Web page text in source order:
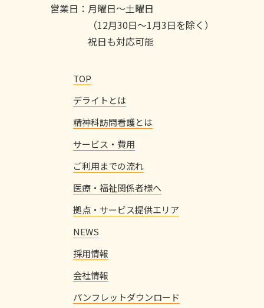
営業日： 月曜日〜土曜日
（12月30日〜1月3日を除く）
祝日も対応可能
TOP
デライトとは
精神科訪問看護とは
サービス・費用
ご利用までの流れ
医療・福祉関係者様へ
拠点・サービス提供エリア
NEWS
採用情報
会社情報
パンフレットダウンロード